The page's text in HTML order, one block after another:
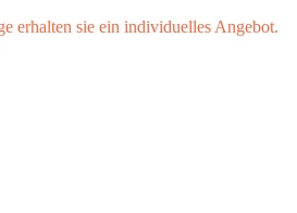
erhalten sie ein individuelles Angebot.